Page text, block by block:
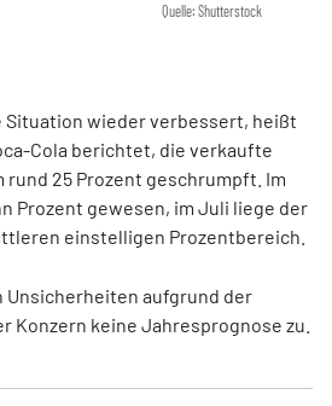
Quelle: Shutterstock
Situation wieder verbessert, heißt
Cola berichtet, die verkaufte
rund 25 Prozent geschrumpft. Im
Prozent gewesen, im Juli liege der
einstelligen Prozentbereich.
Unsicherheiten aufgrund der
Konzern keine Jahresprognose zu.